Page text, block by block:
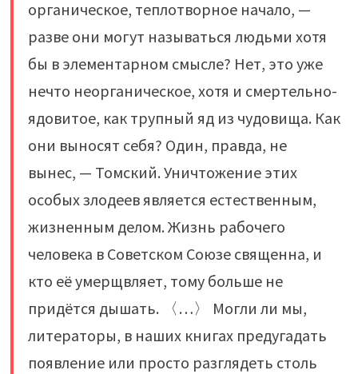
органическое, теплотворное начало, —
разве они могут называться людьми хотя
бы в элементарном смысле? Нет, это уже
нечто неорганическое, хотя и смертельно-
ядовитое, как трупный яд из чудовища. Как
они выносят себя? Один, правда, не
вынес, — Томский. Уничтожение этих
особых злодеев является естественным,
жизненным делом. Жизнь рабочего
человека в Советском Союзе священна, и
кто её умерщвляет, тому больше не
придётся дышать. 〈…〉 Могли ли мы,
литераторы, в наших книгах предугадать
появление или просто разглядеть столь